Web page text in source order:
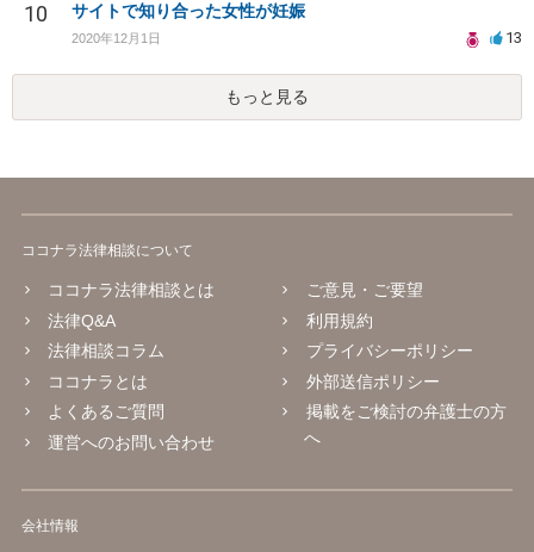
10 サイトで知り合った女性が妊娠
2020年12月1日 13
もっと見る
ココナラ法律相談について
ココナラ法律相談とは
法律Q&A
法律相談コラム
ココナラとは
よくあるご質問
運営へのお問い合わせ
ご意見・ご要望
利用規約
プライバシーポリシー
外部送信ポリシー
掲載をご検討の弁護士の方
へ
会社情報